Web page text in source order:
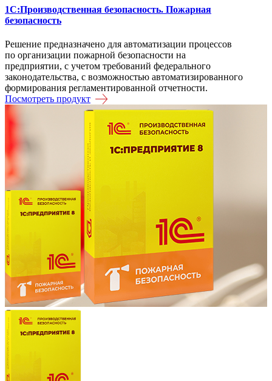
1C:Производственная безопасность. Пожарная
безопасность
Решение предназначено для автоматизации процессов
по организации пожарной безопасности на
предприятии, с учетом требований федерального
законодательства, с возможностью автоматизированного
формирования регламентированной отчетности.
Посмотреть продукт